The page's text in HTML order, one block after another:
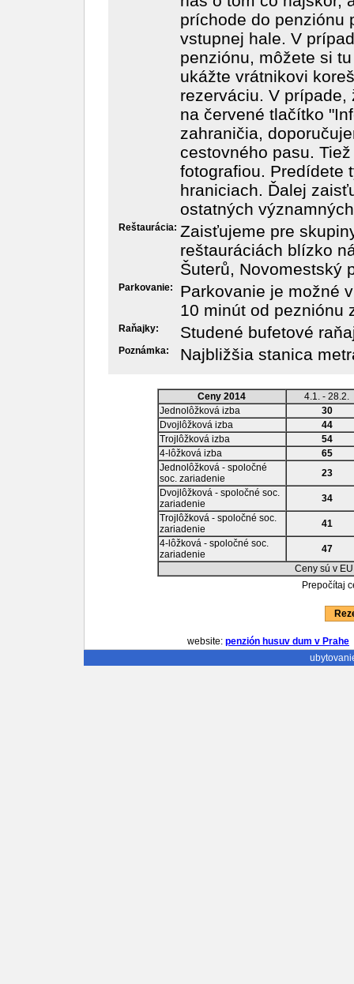
príchode do penziónu
vstupnej hale. V
penziónu, môžete si
ukážte vrátnikovi
rezerváciu. V
na červené tlačítko
zahraničia,
cestovného pasu.
fotografiou. Predídete
hraniciach. Ďalej
ostatných
Reštaurácia: Zaisťujeme pre
reštauráciách blízko
Šuterů, Novomestský
Parkovanie:
Parkovanie je možné
10 minút od pezniónu
Raňajky: Studené bufetové
Poznámka: Najbližšia stanica
Ceny 2014
4.1. - 28.2.
Jednolôžková izba
30
Dvojlôžková izba
44
Trojlôžková izba
54
4-lôžková izba
65
Jednolôžková - spoločné
soc. zariadenie
23
Dvojlôžková - spoločné soc.
zariadenie
34
Trojlôžková - spoločné soc.
zariadenie
41
4-lôžková - spoločné soc.
zariadenie
47
Ceny sú v
Prepočítaj
website: penzión husuv dum v Prahe